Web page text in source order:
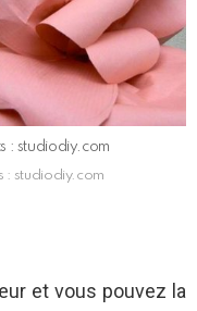
: studiodiy.com
: studiodiy.com
et vous pouvez la